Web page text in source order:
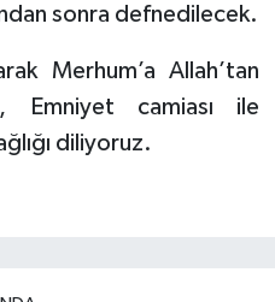
sonra defnedilecek.
Merhum’a Allah’tan
Emniyet camiası ile
diliyoruz.